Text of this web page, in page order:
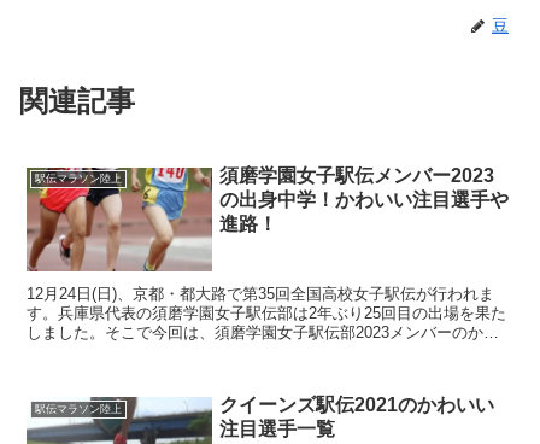
豆
関連記事
駅伝マラソン陸上
須磨学園女子駅伝メンバー2023
の出身中学！かわいい注目選手や
進路！
12月24日(日)、京都・都大路で第35回全国高校女子駅伝が行われま
す。兵庫県代表の須磨学園女子駅伝部は2年ぶり25回目の出場を果た
しました。そこで今回は、須磨学園女子駅伝部2023メンバーのかわ
駅伝マラソン陸上
クイーンズ駅伝2021のかわいい
注目選手一覧